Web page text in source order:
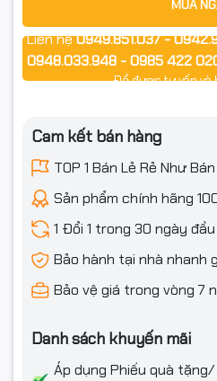
MUA
Liên hệ0949.851.037 -
0948.033.948 - 0985 422
Để được tư vấn và
Cam kết bán hàng
TOP 1 Bán Lẻ Rẻ Như
Sản phẩm chính hãng
1 Đổi 1 trong 30 ngày đầu
Bảo hành tại nhà nhanh
Bảo vệ giá trong vòng 7
Danh sách khuyến mãi
Áp dụng Phiếu quà
#banphimLenovo
#banphimLenovo32015
#banphimL34015
#banphimcokhung
#banphimconutnguon
#banphimzin
#banphimkhongled
#linhkienLenovo